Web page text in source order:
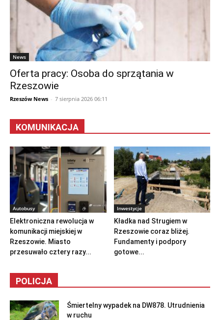
News
Oferta pracy: Osoba do sprzątania w
Rzeszowie
Rzeszów News - 7 sierpnia 2026 06:11
KOMUNIKACJA
Autobusy
Elektroniczna rewolucja w
komunikacji miejskiej w
Rzeszowie. Miasto
przesuwało cztery razy...
Inwestycje
Kładka nad Strugiem w
Rzeszowie coraz bliżej.
Fundamenty i podpory
gotowe...
POLICJA
Śmiertelny wypadek na DW878. Utrudnienia
w ruchu